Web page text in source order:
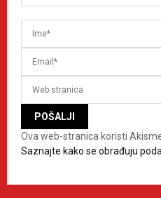
Ova web-stranica koristi
Saznajte kako se obrađuju